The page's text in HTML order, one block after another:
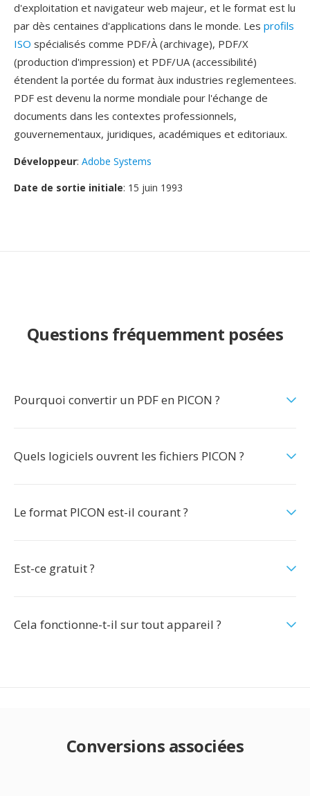
d'exploitation et navigateur web majeur, et le format est lu
par dès centaines d'applications dans le monde. Les profils
ISO spécialisés comme PDF/À (archivage), PDF/X
(production d'impression) et PDF/UA (accessibilité)
étendent la portée du format àux industries reglementees.
PDF est devenu la norme mondiale pour l'échange de
documents dans les contextes professionnels,
gouvernementaux, juridiques, académiques et editoriaux.
Développeur: Adobe Systems
Date de sortie initiale: 15 juin 1993
Questions fréquemment posées
Pourquoi convertir un PDF en PICON ?
Quels logiciels ouvrent les fichiers PICON ?
Le format PICON est-il courant ?
Est-ce gratuit ?
Cela fonctionne-t-il sur tout appareil ?
Conversions associées